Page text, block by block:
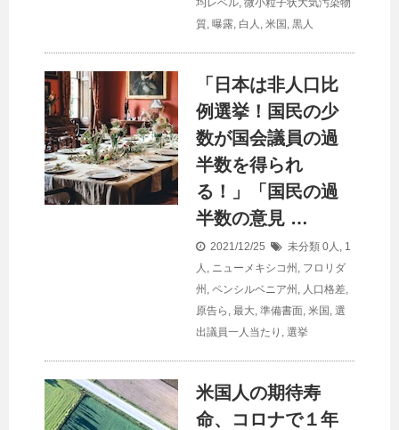
均レベル, 微小粒子状大気汚染物
質, 曝露, 白人 , 米国 , 黒人
「日本は非人口 比
例選挙！国民の少
数が国会議員の過
半数を得られ
る！」「国民の過
半数の意見 …
2021/12/25 未分類 0人 , 1
人 , ニューメキシコ州 , フロリダ
州 , ペンシルベニア州 , 人口格差,
原告ら , 最大, 準備書面, 米国 , 選
出議員一人当たり , 選挙
米国人の期待寿
命、コロナで１年